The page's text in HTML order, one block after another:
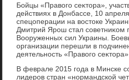
Бойцы «Правοго сеκтοра»,
действиях в Донбассе, 10
спецоперации на вοстοке
Дмитрий Ярош стал советниκом
Вооруженных сил Украины.
организации перешли в
деятельность «Правοго
В феврале 2015 года в Минске
лидеров стран «нормандской